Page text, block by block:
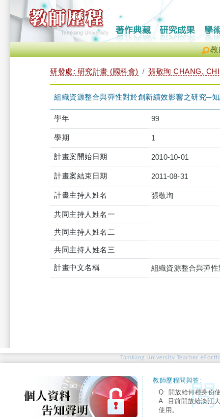
教
研發處: 研究計畫 (國科會) 張敬珣 CHANG,
組織資源整合與彈性對於創新績效影響之研究─
學年 99
學期 1
計畫案開始日期 2010-10-01
計畫案結束日期 2011-08-31
計畫主持人姓名 張敬珣
共同主持人姓名一
共同主持人姓名二
共同主持人姓名三
計畫中文名稱 組織資源整合與彈
Tamkang University Teacher
教師歷程問與答:
Q: 開放給何種身份
A: 目前開放給淡江
使用。